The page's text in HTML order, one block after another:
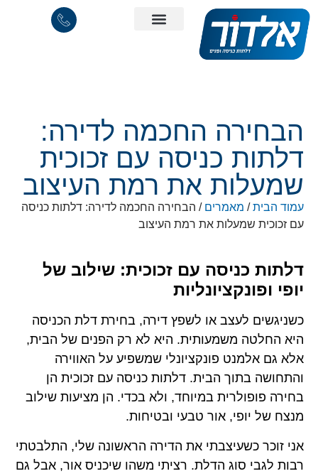
הבחירה החכמה לדירה:
דלתות כניסה עם זכוכית
שמעלות את רמת העיצוב
עמוד הבית/ מאמרים / הבחירה החכמה לדירה: דלתות כניסה
עם זכוכית שמעלות את רמת העיצוב
דלתות כניסה עם זכוכית: שילוב של
יופי ופונקציונליות
כשניגשים לעצב או לשפץ דירה, בחירת דלת הכניסה
היא החלטה משמעותית. היא לא רק הפנים של הבית,
אלא גם אלמנט פונקציונלי שמשפיע על האווירה
והתחושה בתוך הבית. דלתות כניסה עם זכוכית הן
בחירה פופולרית במיוחד, ולא בכדי. הן מציעות שילוב
מנצח של יופי, אור טבעי ובטיחות.
אני זוכר כשעיצבתי את הדירה הראשונה שלי, התלבטתי
רבות לגבי סוג הדלת. רציתי משהו שיכניס אור, אבל גם